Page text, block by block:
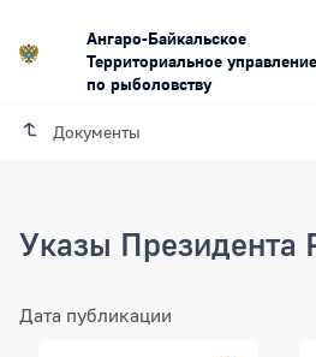
Ангаро-Байкальское
Территориальное управление
по рыболовству
Документы
Указы Президента
Дата публикации